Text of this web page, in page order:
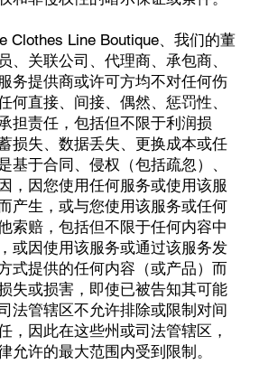
Clothes Line Boutique、我们的董
、关联公司、代理商、承包商、
务提供商或许可方均不对任何伤
何直接、间接、偶然、惩罚性、
担责任，包括但不限于利润损
损失、数据丢失、更换成本或任
基于合同、侵权（包括疏忽）、
，因您使用任何服务或使用该服
产生，或与您使用该服务或任何
索赔，包括但不限于任何内容中
或因使用该服务或通过该服务发
式提供的任何内容（或产品）而
失或损害，即使已被告知其可能
法管辖区不允许排除或限制对间
，因此在这些州或司法管辖区，
允许的最大范围内受到限制。